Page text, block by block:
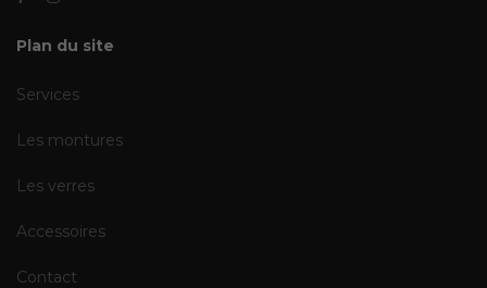
Plan du site
Services
Les montures
Les verres
Accessoires
Contact